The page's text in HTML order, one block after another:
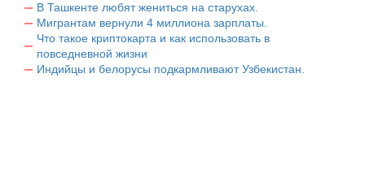
В Ташкенте любят жениться на старухах.
Мигрантам вернули 4 миллиона зарплаты.
Что такое криптокарта и как использовать в
повседневной жизни
Индийцы и белорусы подкармливают Узбекистан.